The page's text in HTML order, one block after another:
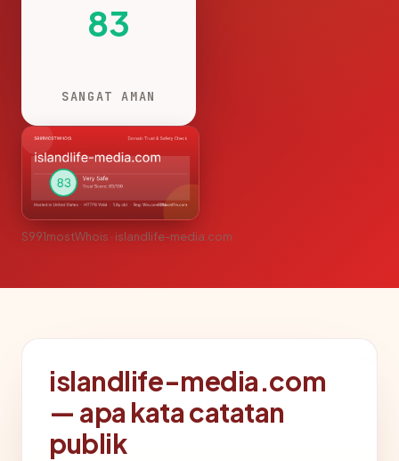
83
SANGAT AMAN
S991mostWhois · islandlife-media.com
islandlife-media.com
— apa kata catatan
publik